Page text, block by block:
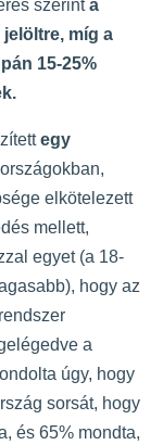
szerinta
jelöltre, míg a
15-25%
egy
elkötelezett
mellett,
egyet (a 18-
hogy az
a
úgy, hogy
sorsát, hogy
és 65% mondta,